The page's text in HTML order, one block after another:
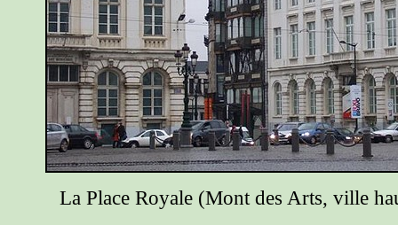
La Place Royale (Mont des Arts,